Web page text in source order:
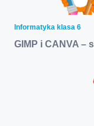
Informatyka klasa 6
GIMP i CANVA –